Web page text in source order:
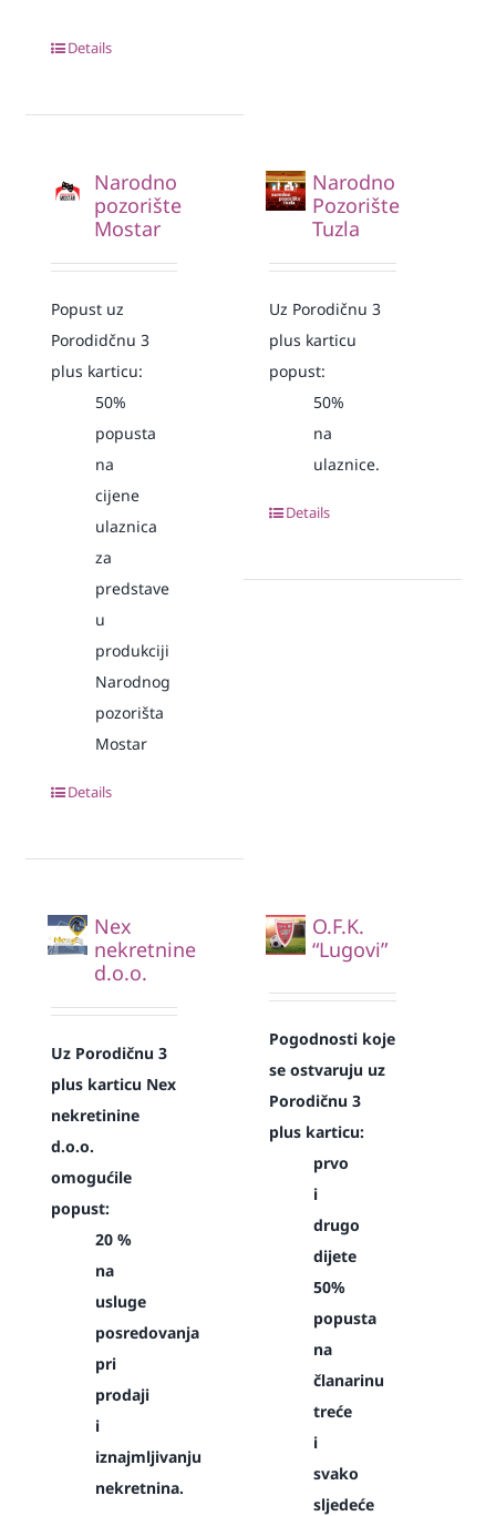
Details
Narodno
pozorište
Mostar
Popust uz
Porodidčnu 3
plus karticu:
50%
popusta
na
cijene
ulaznica
za
predstave
u
produkciji
Narodnog
pozorišta
Mostar
Details
Narodno
Pozorište
Tuzla
Uz Porodičnu 3
plus karticu
popust:
50%
na
ulaznice.
Details
Nex
nekretnine
d.o.o.
Uz Porodičnu 3
plus karticu Nex
nekretinine
d.o.o.
omogućile
popust:
20 %
na
usluge
posredovanja
pri
prodaji
i
iznajmljivanju
nekretnina.
O.F.K.
“Lugovi”
Pogodnosti koje
se ostvaruju uz
Porodičnu 3
plus karticu:
prvo
i
drugo
dijete
50%
popusta
na
članarinu
treće
i
svako
sljedeće